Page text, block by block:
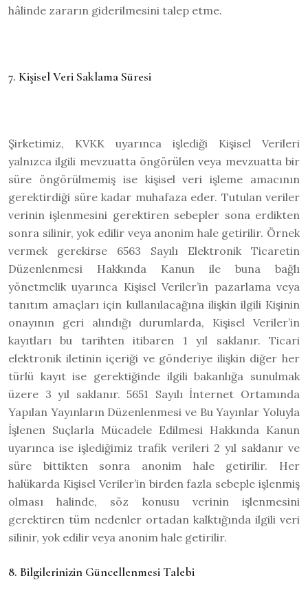
hâlinde zararın giderilmesini talep etme.
7. Kişisel Veri Saklama Süresi
Şirketimiz, KVKK uyarınca işlediği Kişisel Verileri
yalnızca ilgili mevzuatta öngörülen veya mevzuatta bir
süre öngörülmemiş ise kişisel veri işleme amacının
gerektirdiği süre kadar muhafaza eder. Tutulan veriler
verinin işlenmesini gerektiren sebepler sona erdikten
sonra silinir, yok edilir veya anonim hale getirilir. Örnek
vermek gerekirse 6563 Sayılı Elektronik Ticaretin
Düzenlenmesi Hakkında Kanun ile buna bağlı
yönetmelik uyarınca Kişisel Veriler’in pazarlama veya
tanıtım amaçları için kullanılacağına ilişkin ilgili Kişinin
onayının geri alındığı durumlarda, Kişisel Veriler’in
kayıtları bu tarihten itibaren 1 yıl saklanır. Ticari
elektronik iletinin içeriği ve gönderiye ilişkin diğer her
türlü kayıt ise gerektiğinde ilgili bakanlığa sunulmak
üzere 3 yıl saklanır. 5651 Sayılı İnternet Ortamında
Yapılan Yayınların Düzenlenmesi ve Bu Yayınlar Yoluyla
İşlenen Suçlarla Mücadele Edilmesi Hakkında Kanun
uyarınca ise işlediğimiz trafik verileri 2 yıl saklanır ve
süre bittikten sonra anonim hale getirilir. Her
halükarda Kişisel Veriler’in birden fazla sebeple işlenmiş
olması halinde, söz konusu verinin işlenmesini
gerektiren tüm nedenler ortadan kalktığında ilgili veri
silinir, yok edilir veya anonim hale getirilir.
8. Bilgilerinizin Güncellenmesi Talebi